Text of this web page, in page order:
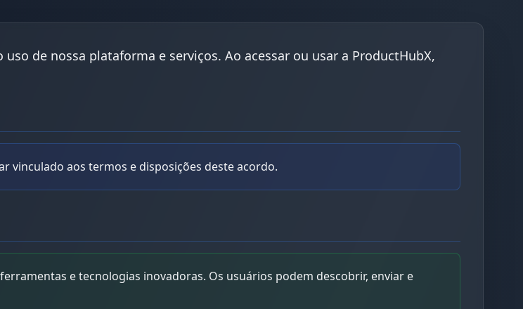
de nossa plataforma e serviços. Ao acessar ou usar a ProductHubX,
vinculado aos termos e disposições deste acordo.
e tecnologias inovadoras. Os usuários podem descobrir, enviar e